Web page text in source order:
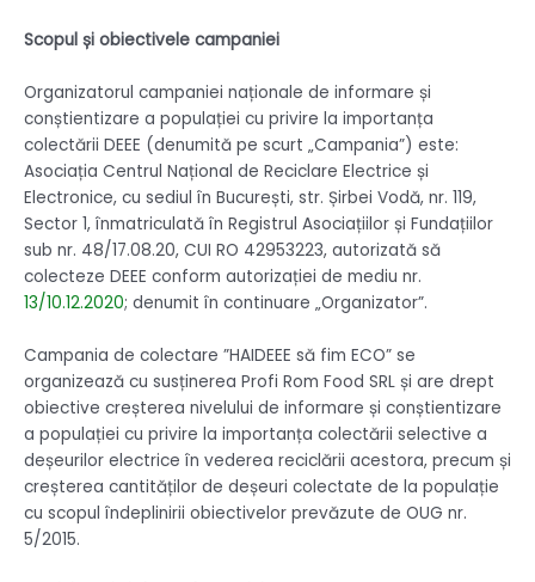
Scopul și obiectivele campaniei
Organizatorul campaniei naționale de informare și
conștientizare a populației cu privire la importanța
colectării DEEE (denumită pe scurt „Campania”) este:
Asociația Centrul Național de Reciclare Electrice și
Electronice, cu sediul în București, str. Șirbei Vodă, nr. 119,
Sector 1, înmatriculată în Registrul Asociațiilor și Fundațiilor
sub nr. 48/17.08.20, CUI RO 42953223, autorizată să
colecteze DEEE conform autorizației de mediu nr.
13/10.12.2020; denumit în continuare „Organizator”.
Campania de colectare ”HAIDEEE să fim ECO” se
organizează cu susținerea Profi Rom Food SRL și are drept
obiective creșterea nivelului de informare și conștientizare
a populației cu privire la importanța colectării selective a
deșeurilor electrice în vederea reciclării acestora, precum și
creșterea cantităților de deșeuri colectate de la populație
cu scopul îndeplinirii obiectivelor prevăzute de OUG nr.
5/2015.